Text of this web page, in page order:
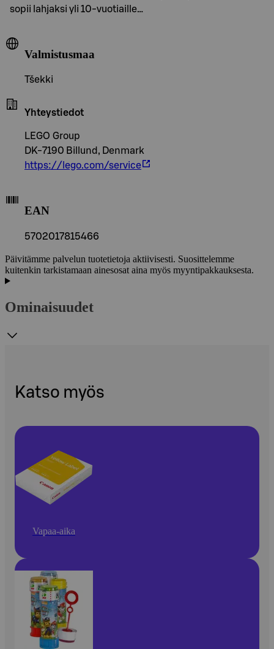
sopii lahjaksi yli 10-vuotiaille…
Valmistusmaa
Tšekki
Yhteystiedot
LEGO Group
DK-7190 Billund, Denmark
https://lego.com/service
EAN
5702017815466
Päivitämme palvelun tuotetietoja aktiivisesti. Suosittelemme
kuitenkin tarkistamaan ainesosat aina myös myyntipakkauksesta.
Ominaisuudet
Katso myös
Vapaa-aika